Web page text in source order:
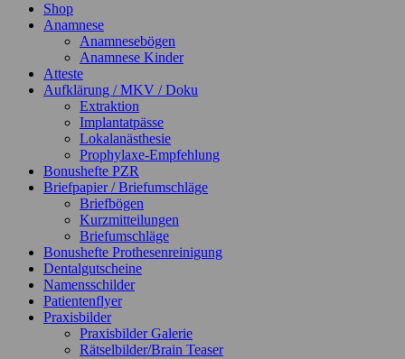
Shop
Anamnese
Anamnesebögen
Anamnese Kinder
Atteste
Aufklärung / MKV / Doku
Extraktion
Implantatpässe
Lokalanästhesie
Prophylaxe-Empfehlung
Bonushefte PZR
Briefpapier / Briefumschläge
Briefbögen
Kurzmitteilungen
Briefumschläge
Bonushefte Prothesenreinigung
Dentalgutscheine
Namensschilder
Patientenflyer
Praxisbilder
Praxisbilder Galerie
Rätselbilder/Brain Teaser